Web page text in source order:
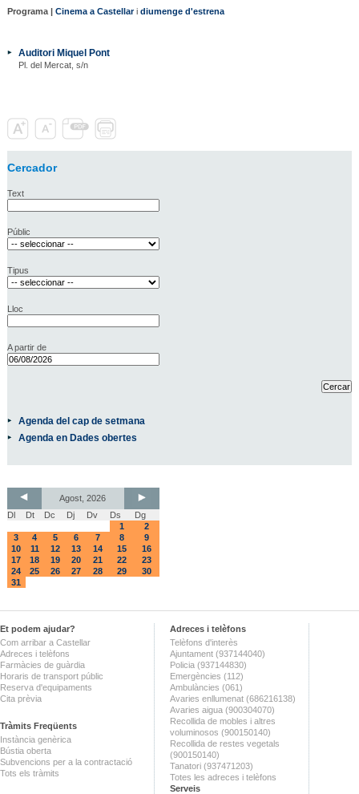
Programa | Cinema a Castellari diumenge d'estrena
Auditori Miquel Pont
Pl. del Mercat, s/n
Cercador
Text
Públic
Tipus
Lloc
A partir de
Agenda del cap de setmana
Agenda en Dades obertes
Agost, 2026
Dl
Dt Dc Dj Dv Ds
Dg
1
2
3
4 5 6 7 8
9
10
11 12 13 14 15
16
17
18 19 20 21 22
23
24
25 26 27 28 29
30
31
Et podem ajudar?
Com arribar a Castellar
Adreces i telèfons
Farmàcies de guàrdia
Horaris de transport públic
Reserva d'equipaments
Cita prèvia
Tràmits Freqüents
Instància genèrica
Bústia oberta
Subvencions per a la contractació
Tots els tràmits
Adreces i telèfons
Telèfons d'interès
Ajuntament (937144040)
Policia (937144830)
Emergències (112)
Ambulàncies (061)
Avaries enllumenat (686216138)
Avaries aigua (900304070)
Recollida de mobles i altres
voluminosos (900150140)
Recollida de restes vegetals
(900150140)
Tanatori (937471203)
Totes les adreces i telèfons
Serveis